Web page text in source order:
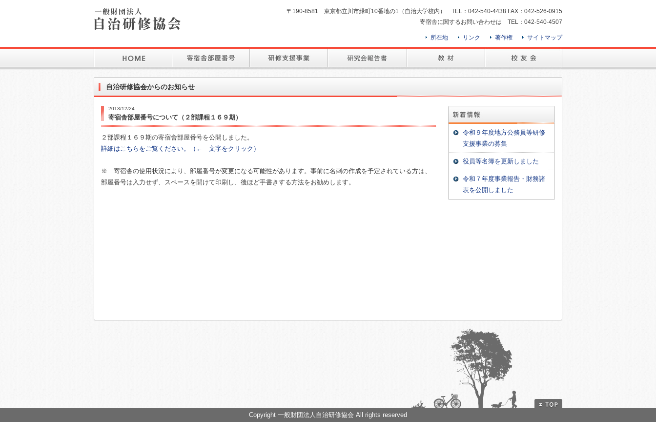
〒190-8581 東京都立川市緑町10番地の1（自治大学校内） TEL：042-540-4438 FAX：042-526-0915
寄宿舎に関するお問い合わせは TEL：042-540-4507
所在地 リンク 著作権 サイトマップ
自治研修協会からのお知らせ
2013/12/24
寄宿舎部屋番号について（２部課程１６９期）
２部課程１６９期の寄宿舎部屋番号を公開しました。
詳細はこちらをご覧ください。（← 文字をクリック）
※ 寄宿舎の使用状況により、部屋番号が変更になる可能性があります。事前に名刺の作成を予定されている方は、
部屋番号は入力せず、スペースを開けて印刷し、後ほど手書きする方法をお勧めします。
令和９年度地方公務員等研修
支援事業の募集
役員等名簿を更新しました
令和７年度事業報告・財務諸
表を公開しました
Copyright 一般財団法人自治研修協会 All rights reserved